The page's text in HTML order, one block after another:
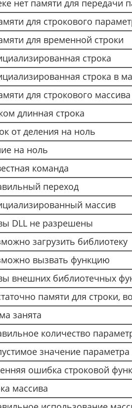
нет памяти для передачи
для строкового
для временной строки
строка
строка в
для строкового массива
длинная строка
от деления на ноль
на ноль
команда
переход
массив
DLL не разрешены
загрузить библиотеку
вызвать функцию
внешних библиотечных
памяти для строки,
занята
количество
значение
ошибка строковой
массива